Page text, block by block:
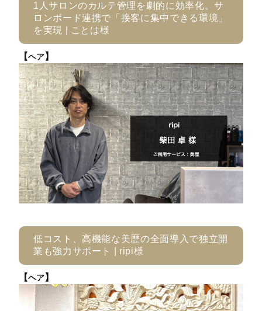
1人サロンのカルテ管理を劇的に効率化。サ
ロンボード連携で「接客に集中できる環境」
を実現 | ことは様
【ヘア】
低コスト、高機能な美歴の全面導入で独立開
業も強力サポート | ripi様
【ヘア】